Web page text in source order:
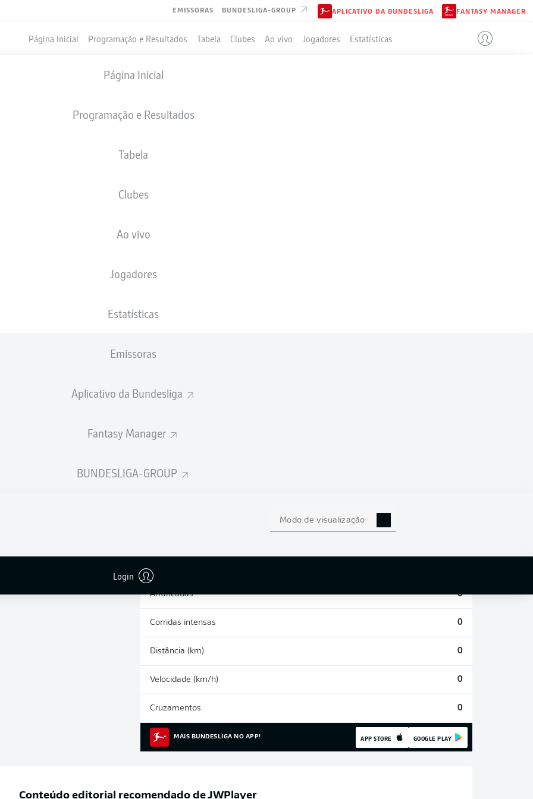
EMISSORAS BUNDESLIGA-GROUP APLICATIVO DA BUNDESLIGA FANTASY MANAGER
Página Inicial Programação e Resultados Tabela Clubes Ao vivo Jogadores Estatísticas
Página Inicial
Programação e Resultados
Tabela
Clubes
Ao vivo
Jogadores
Estatísticas
Emissoras
Aplicativo da Bundesliga
Fantasy Manager
BUNDESLIGA-GROUP
Modo de visualização
Login
24.05.2004
DA TEMPORADA 2025/2026
Arrancadas 0
Corridas intensas 0
Distância (km) 0
Velocidade (km/h) 0
Cruzamentos 0
MAIS BUNDESLIGA NO APP! APP STORE GOOGLE PLAY
Conteúdo editorial recomendado deJWPlayer